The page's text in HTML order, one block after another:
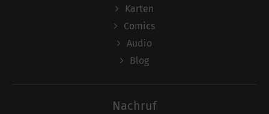
Karten
Comics
Audio
Blog
Nachruf